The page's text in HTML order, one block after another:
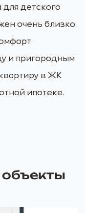
для детского
очень близко
и пригородным
в ЖК
ипотеке.